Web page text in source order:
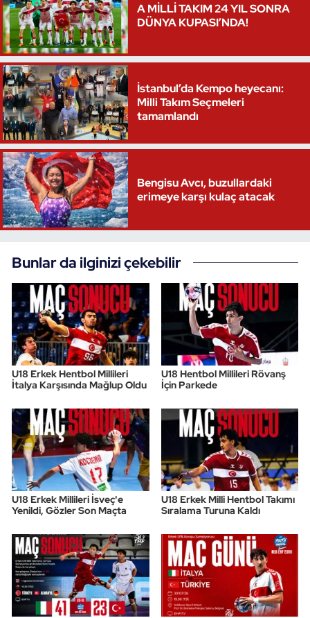
A MİLLİ TAKIM 24 YIL SONRA
DÜNYA KUPASI’NDA!
İstanbul’da Kempo heyecanı:
Milli Takım Seçmeleri
tamamlandı
Bengisu Avcı, buzullardaki
erimeye karşı kulaç atacak
Bunlar da ilginizi çekebilir
U18 Erkek Hentbol Millileri
İtalya Karşısında Mağlup Oldu
U18 Hentbol Millileri Rövanş
İçin Parkede
U18 Erkek Millileri İsveç'e
Yenildi, Gözler Son Maçta
U18 Erkek Milli Hentbol Takımı
Sıralama Turuna Kaldı